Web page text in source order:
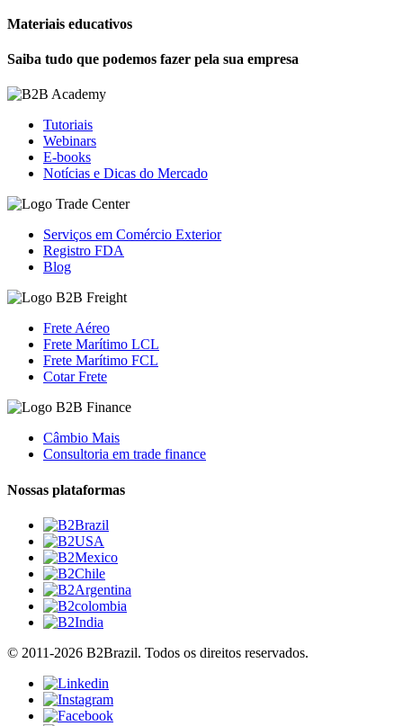
Materiais educativos
Saiba tudo que podemos fazer pela sua empresa
Tutoriais
Webinars
E-books
Notícias e Dicas do Mercado
Serviços em Comércio Exterior
Registro FDA
Blog
Frete Aéreo
Frete Marítimo LCL
Frete Marítimo FCL
Cotar Frete
Câmbio Mais
Consultoria em trade finance
Nossas plataformas
© 2011-2026 B2Brazil. Todos os direitos reservados.